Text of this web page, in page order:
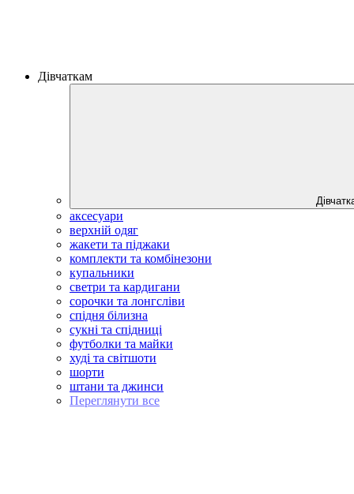
Дівчаткам
аксесуари
верхній одяг
жакети та піджаки
комплекти та комбінезони
купальники
светри та кардигани
сорочки та лонгсліви
спідня білизна
сукні та спідниці
футболки та майки
худі та світшоти
шорти
штани та джинси
Переглянути все